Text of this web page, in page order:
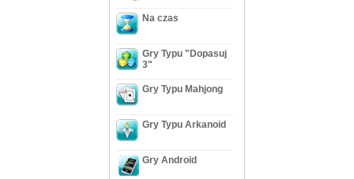
Na czas
Gry Typu "Dopasuj
3"
Gry Typu Mahjong
Gry Typu Arkanoid
Gry Android